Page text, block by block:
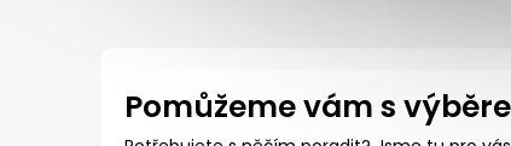
Pomůžeme vám s